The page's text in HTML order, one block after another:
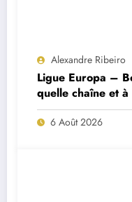
Alexandre Ribeiro
Ligue Europa –
quelle chaîne et
match ?
6 Août 2026